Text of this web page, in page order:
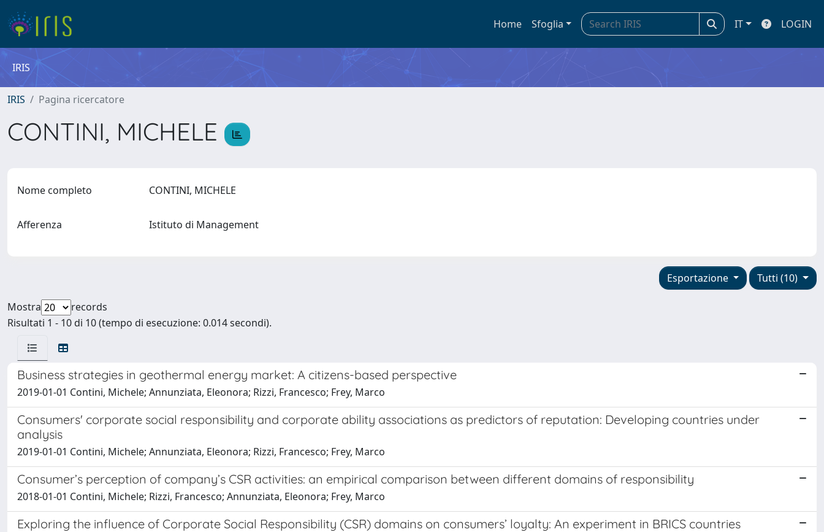
Home Sfoglia IT LOGIN
IRIS
IRIS Pagina ricercatore
CONTINI, MICHELE
Nome completo CONTINI, MICHELE
Afferenza Istituto di Management
Tutti (10)
Esportazione
Mostra
records
Risultati 1 - 10 di 10 (tempo di esecuzione: 0.014 secondi).
Business strategies in geothermal energy market: A citizens-based perspective
2019-01-01 Contini, Michele; Annunziata, Eleonora; Rizzi, Francesco; Frey, Marco
Consumers' corporate social responsibility and corporate ability associations as predictors of reputation: Developing countries under
analysis
2019-01-01 Contini, Michele; Annunziata, Eleonora; Rizzi, Francesco; Frey, Marco
Consumer’s perception of company’s CSR activities: an empirical comparison between different domains of responsibility
2018-01-01 Contini, Michele; Rizzi, Francesco; Annunziata, Eleonora; Frey, Marco
Exploring the influence of Corporate Social Responsibility (CSR) domains on consumers’ loyalty: An experiment in BRICS countries